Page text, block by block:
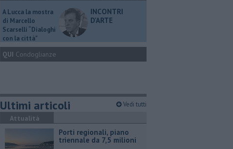
A Lucca la mostra
di Marcello
Scarselli “Dialoghi
con la città"
INCONTRI
D'ARTE
QUI Condoglianze
Ultimi articoli Vedi tutti
Attualità
Porti regionali, piano
triennale da 7,5 milioni